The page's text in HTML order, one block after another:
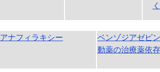
アナフィラキシー
ベンゾジアゼピ
動薬の治療薬依存